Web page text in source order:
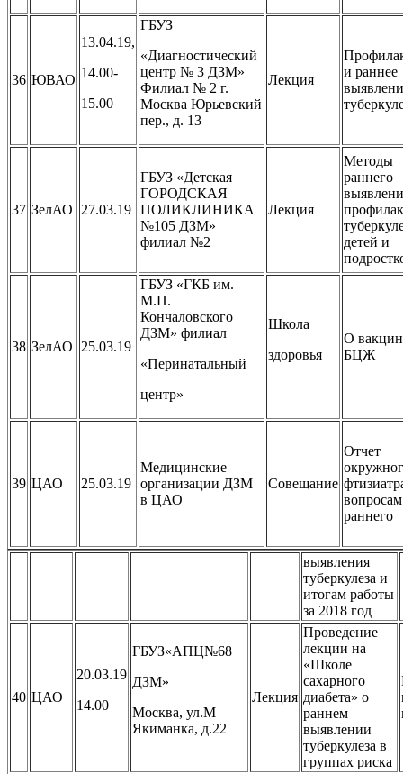
36 ЮВАО
13.04.19,
14.00-
15.00
ГБУЗ
«Диагностический
центр № 3 ДЗМ»
Филиал № 2 г.
Москва Юрьевский
пер., д. 13
Лекция
и раннее
37 ЗелАО 27.03.19
ГБУЗ «Детская
ГОРОДСКАЯ
ПОЛИКЛИНИКА
№105 ДЗМ»
филиал №2
Лекция
Методы
раннего
детей и
38 ЗелАО 25.03.19
ГБУЗ «ГКБ им.
М.П.
Кончаловского
ДЗМ» филиал
«Перинатальный
центр»
Школа
здоровья
О
БЦЖ
39 ЦАО 25.03.19
Медицинские
организации ДЗМ
в ЦАО
Совещание
Отчет
вопросам
раннего
выявления
туберкулеза и
итогам работы
за 2018 год
40 ЦАО
20.03.19
14.00
ГБУЗ«АПЦ№68
ДЗМ»
Москва, ул.М
Якиманка, д.22
Лекция
Проведение
лекции на
«Школе
сахарного
диабета» о
раннем
выявлении
туберкулеза в
группах риска